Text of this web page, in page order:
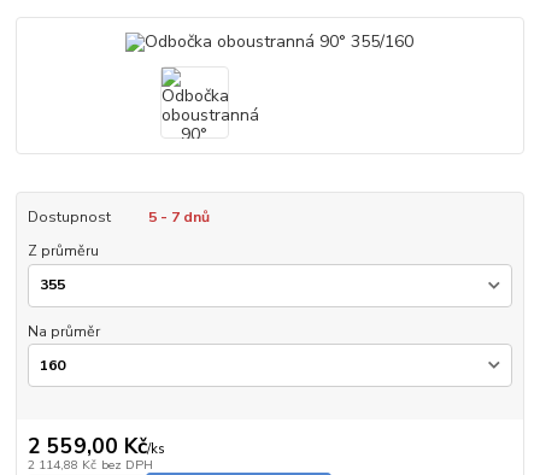
Dostupnost
5 - 7 dnů
Z průměru
Na průměr
2 559,00 Kč/ks
2 114,88 Kč bez DPH